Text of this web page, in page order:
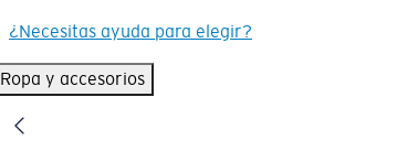
¿Necesitas ayuda para elegir?
Ropa y accesorios